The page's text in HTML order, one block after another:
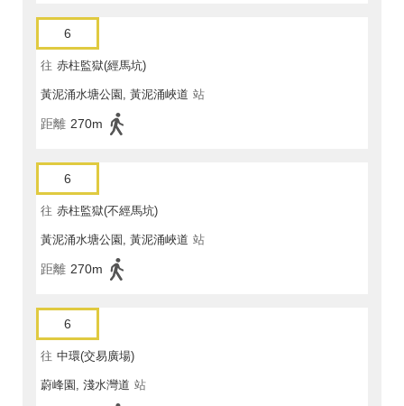
6
往 赤柱監獄(經馬坑)
黃泥涌水塘公園, 黃泥涌峽道 站
距離 270m
6
往 赤柱監獄(不經馬坑)
黃泥涌水塘公園, 黃泥涌峽道 站
距離 270m
6
往 中環(交易廣場)
蔚峰園, 淺水灣道 站